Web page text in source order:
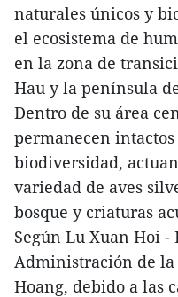
naturales únicos y
el ecosistema de
en la zona de
Hau y la península
Dentro de su área
permanecen
biodiversidad,
variedad de aves
bosque y criaturas
Según Lu Xuan Hoi -
Administración de
Hoang, debido a las